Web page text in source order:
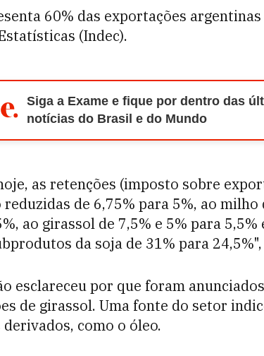
60% das exportações
(Indec).
Siga a Exame e fique por dentro das
notícias do Brasil e do Mundo
as retenções (imposto sobre
de 6,75% para 5%, ao milho
ao girassol de 7,5% e 5% para 5,5%
da soja de 31% para
esclareceu por que foram
de girassol. Uma fonte do setor
como o óleo.